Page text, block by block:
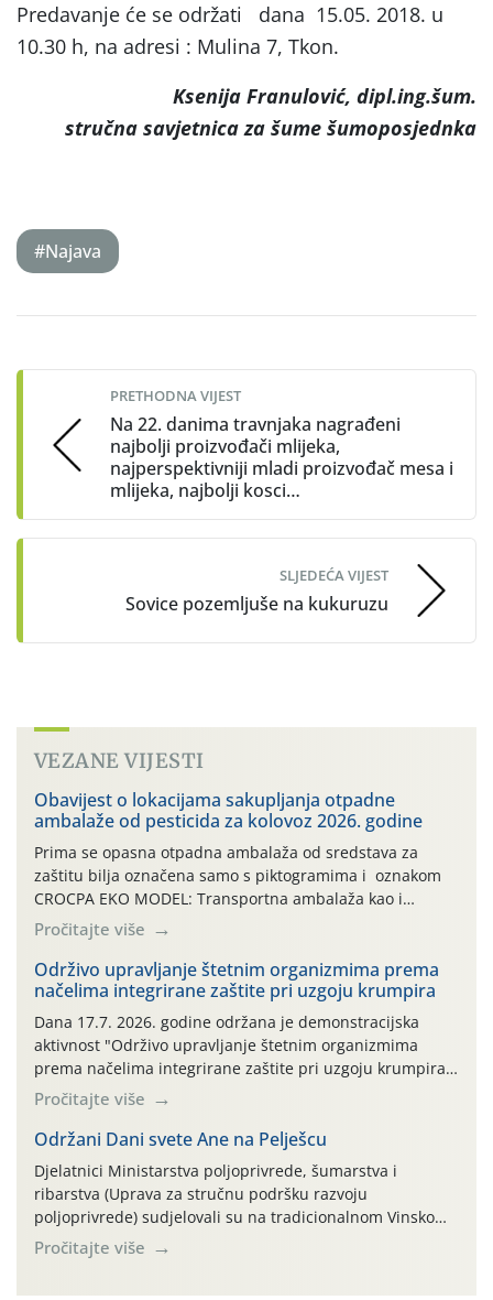
Predavanje će se održati dana 15.05. 2018. u
10.30 h, na adresi : Mulina 7, Tkon.
Ksenija Franulović, dipl.ing.šum.
stručna savjetnica za šume šumoposjednka
#Najava
navigation
PRETHODNA VIJEST
Na 22. danima travnjaka nagrađeni
najbolji proizvođači mlijeka,
najperspektivniji mladi proizvođač mesa i
mlijeka, najbolji kosci…
SLJEDEĆA VIJEST
Sovice pozemljuše na kukuruzu
VEZANE VIJESTI
Obavijest o lokacijama sakupljanja otpadne
ambalaže od pesticida za kolovoz 2026. godine
Prima se opasna otpadna ambalaža od sredstava za
zaštitu bilja označena samo s piktogramima i oznakom
CROCPA EKO MODEL: Transportna ambalaža kao i
ambalaža drugih proizvoda koji nisu sredstva za zaštitu
bilja (npr. ambalaža od mineralnih gnojiva,) se ne
prihvaća. Korisnicima je osiguran besplatni povrat
prazne ambalaže isključivo ovih tvrtki: AGROCHEM-MAKS,
AGRONOM, ALBAUGH TKI* (PINUS […]
Pročitajte više
Održivo upravljanje štetnim organizmima prema
načelima integrirane zaštite pri uzgoju krumpira
Dana 17.7. 2026. godine održana je demonstracijska
aktivnost "Održivo upravljanje štetnim organizmima
prema načelima integrirane zaštite pri uzgoju krumpira"
na pokusnom polju "Poredje", kraj naselja Belica (ARKOD
parcela ID 2445031) (središnji dio Međimurske županije).
Pročitajte više
Održani Dani svete Ane na Pelješcu
Djelatnici Ministarstva poljoprivrede, šumarstva i
ribarstva (Uprava za stručnu podršku razvoju
poljoprivrede) sudjelovali su na tradicionalnom Vinskom
forumu, održanom 24.07.2026. godine u Domu vinarske
tradicije u Putnikovićima na poluotoku Pelješcu, u
Pročitajte više